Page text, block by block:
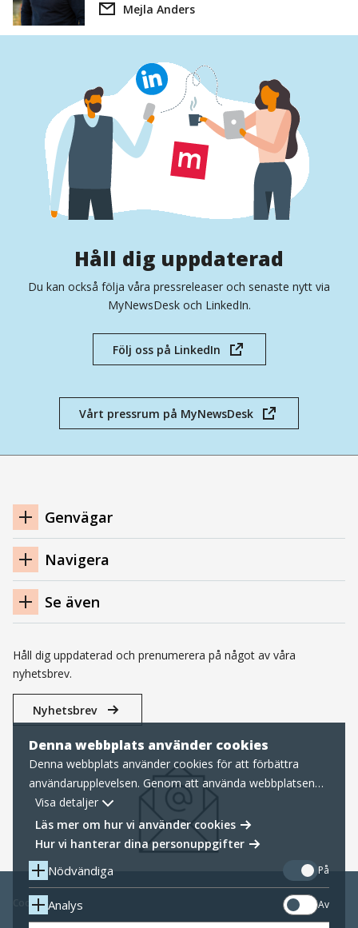
Denna webbplats använder cookies
Denna webbplats använder cookies för att förbättra
användarupplevelsen. Genom att använda webbplatsen
samtycker du till nödvändiga cookies, läs mer nedan om
hur vi hanterar cookies samt personuppgifter.
Visa detaljer
Läs mer om hur vi använder cookies
Hur vi hanterar dina personuppgifter
Nödvändiga På
Analys Av
Mejla Anders
Håll dig uppdaterad
Du kan också följa våra pressreleaser och senaste nytt via
MyNewsDesk och LinkedIn.
Följ oss på LinkedIn
(öppnas
nytt
fönster)
Vårt pressrum på MyNewsDesk
(öppnas
nytt
Navigation
sidfot
Genvägar
Navigera
Se även
Håll dig uppdaterad och prenumerera på något av våra
nyhetsbrev.
Nyhetsbrev
Cookies